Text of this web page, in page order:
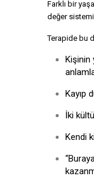
Farklı bir
değer
Terapide bu
Kişinin
Kayıp
İki
Kendi